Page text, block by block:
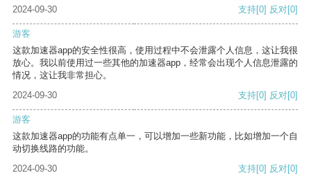
2024-09-30
支持[0] 反对[0]
游客
这款加速器app的安全性很高，使用过程中不会泄露个人信息，这让我很
放心。我以前使用过一些其他的加速器app，经常会出现个人信息泄露的
情况，这让我非常担心。
2024-09-30
支持[0] 反对[0]
游客
这款加速器app的功能有点单一，可以增加一些新功能，比如增加一个自
动切换线路的功能。
2024-09-30
支持[0] 反对[0]